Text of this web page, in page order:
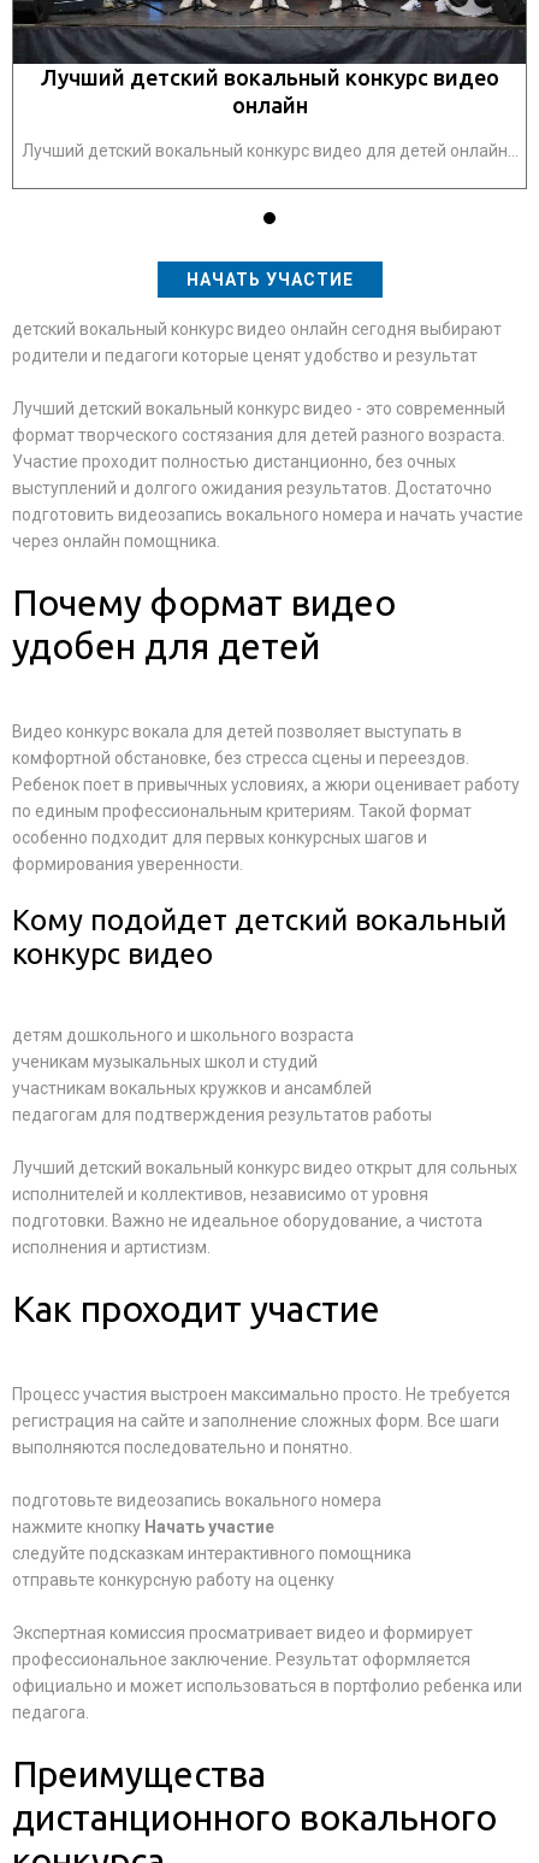
Лучший детский вокальный конкурс видео
онлайн
Лучший детский вокальный конкурс видео для детей онлайн...
НАЧАТЬ УЧАСТИЕ
детский вокальный конкурс видео онлайн сегодня выбирают
родители и педагоги которые ценят удобство и результат
Лучший детский вокальный конкурс видео - это современный
формат творческого состязания для детей разного возраста.
Участие проходит полностью дистанционно, без очных
выступлений и долгого ожидания результатов. Достаточно
подготовить видеозапись вокального номера и начать участие
через онлайн помощника.
Почему формат видео
удобен для детей
Видео конкурс вокала для детей позволяет выступать в
комфортной обстановке, без стресса сцены и переездов.
Ребенок поет в привычных условиях, а жюри оценивает работу
по единым профессиональным критериям. Такой формат
особенно подходит для первых конкурсных шагов и
формирования уверенности.
Кому подойдет детский вокальный
конкурс видео
детям дошкольного и школьного возраста
ученикам музыкальных школ и студий
участникам вокальных кружков и ансамблей
педагогам для подтверждения результатов работы
Лучший детский вокальный конкурс видео открыт для сольных
исполнителей и коллективов, независимо от уровня
подготовки. Важно не идеальное оборудование, а чистота
исполнения и артистизм.
Как проходит участие
Процесс участия выстроен максимально просто. Не требуется
регистрация на сайте и заполнение сложных форм. Все шаги
выполняются последовательно и понятно.
подготовьте видеозапись вокального номера
нажмите кнопку Начать участие
следуйте подсказкам интерактивного помощника
отправьте конкурсную работу на оценку
Экспертная комиссия просматривает видео и формирует
профессиональное заключение. Результат оформляется
официально и может использоваться в портфолио ребенка или
педагога.
Преимущества
дистанционного вокального